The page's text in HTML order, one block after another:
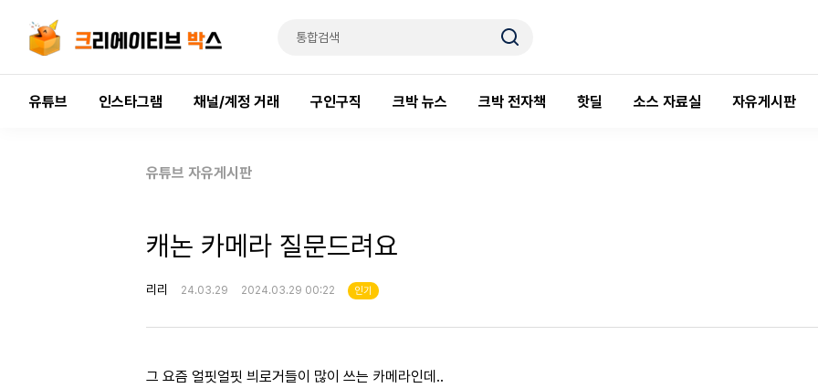
유튜브 인스타그램 채널/계정 거래 구인구직 크박 뉴스 크박 전자책 핫딜 소스 자료실 자유게시판
유튜브 자유게시판
캐논 카메라 질문드려요
리리 24.03.29 2024.03.29 00:22 인기
그 요즘 얼핏얼핏 븨로거들이 많이 쓰는 카메라인데..